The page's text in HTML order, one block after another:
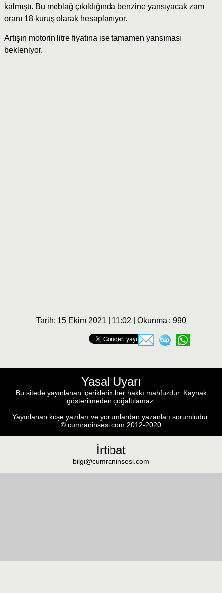
kalmıştı. Bu meblağ çıkıldığında benzine yansıyacak zam
oranı 18 kuruş olarak hesaplanıyor.
Artışın motorin litre fiyatına ise tamamen yansıması
bekleniyor.
Tarih: 15 Ekim 2021 | 11:02 | Okunma : 990
Yasal Uyarı
Bu sitede yayınlanan içeriklerin her hakkı mahfuzdur. Kaynak
gösterilmeden çoğaltılamaz.
Yayınlanan köşe yazıları ve yorumlardan yazanları sorumludur.
© cumraninsesi.com 2012-2020
İrtibat
bilgi@cumraninsesi.com